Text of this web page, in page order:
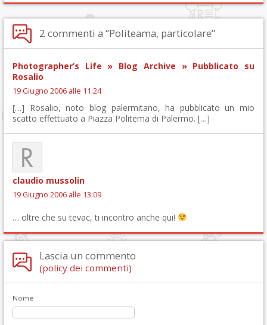
2 commenti a “Politeama, particolare”
Photographer’s Life » Blog Archive » Pubblicato su
Rosalio
19 Giugno 2006 alle 11:24
[…] Rosalio, noto blog palermitano, ha pubblicato un mio
scatto effettuato a Piazza Politema di Palermo. […]
claudio mussolin
19 Giugno 2006 alle 13:09
… oltre che su tevac, ti incontro anche qui!
Lascia un commento
(policy dei commenti)
Nome